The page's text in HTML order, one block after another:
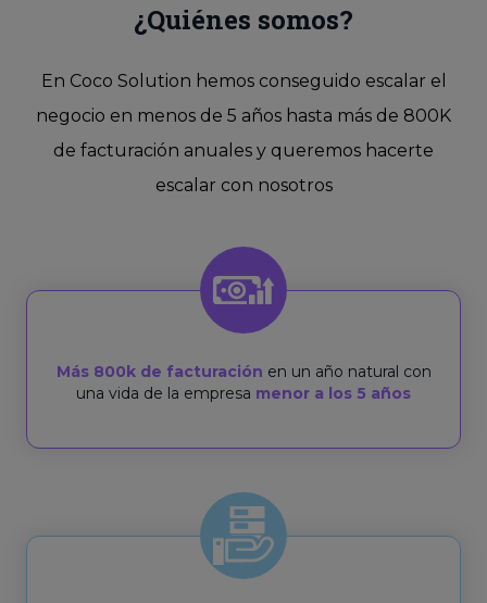
¿Quiénes somos?
En Coco Solution hemos conseguido escalar el
negocio en menos de 5 años hasta más de 800K
de facturación anuales y queremos hacerte
escalar con nosotros
Más 800k de facturación en un año natural con
una vida de la empresa menor a los 5 años